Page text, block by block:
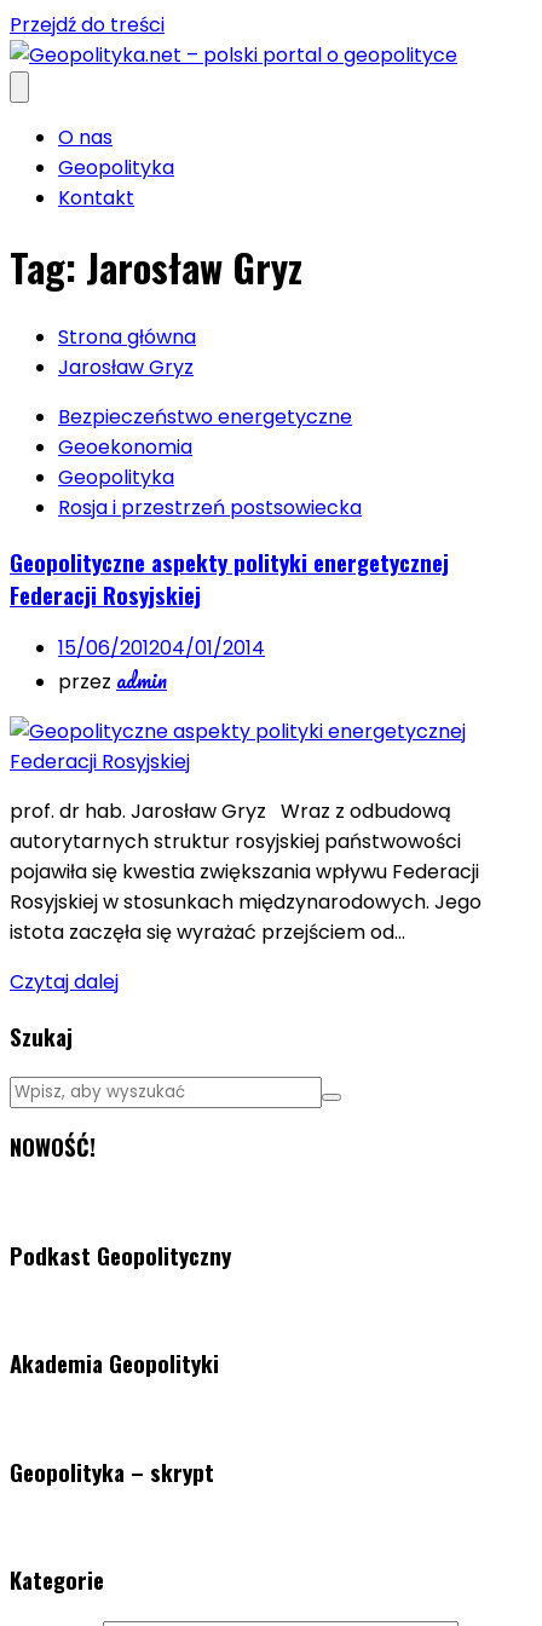
Przejdź do treści
O nas
Geopolityka
Kontakt
Tag: Jarosław Gryz
Strona główna
Jarosław Gryz
Bezpieczeństwo energetyczne
Geoekonomia
Geopolityka
Rosja i przestrzeń postsowiecka
Geopolityczne aspekty polityki energetycznej
Federacji Rosyjskiej
15/06/201204/01/2014
przez admin
prof. dr hab. Jarosław Gryz Wraz z odbudową
autorytarnych struktur rosyjskiej państwowości
pojawiła się kwestia zwiększania wpływu Federacji
Rosyjskiej w stosunkach między­narodowych. Jego
istota zaczęła się wyrażać przejściem od…
Czytaj dalej
Szukaj
NOWOŚĆ!
Podkast Geopolityczny
Akademia Geopolityki
Geopolityka – skrypt
Kategorie